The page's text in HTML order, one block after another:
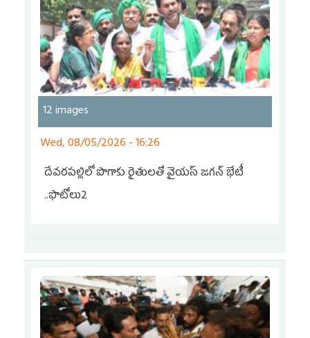
12 images
Wed, 08/05/2026 - 16:26
దేవరపల్లిలో పొగాకు రైతులతో వైయస్ జగన్ భేటీ
..ఫొటోలు2